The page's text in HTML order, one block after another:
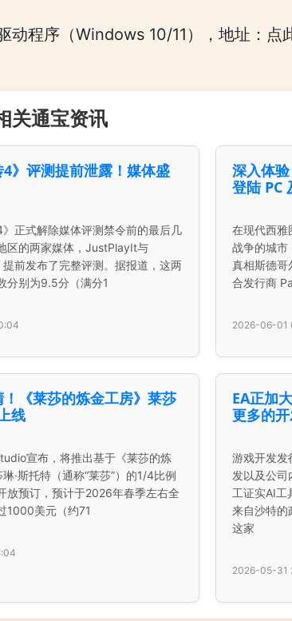
程序（Windows 10/11），地址：点
关通宝资讯
4》评测提前泄露！媒体盛
正式解除媒体评测禁令前的最后几
区的两家媒体，JustPlayIt与
前发布了完整评测。据报道，这两
分别为9.5分（满分1
深入体
登陆 PC
在现代西雅
战争的城市
真相斯德哥
合发行商
2026-06-01
《莱莎的炼金工房》莱莎
线
宣布，将推出基于《莱莎的炼
·斯托特（通称“莱莎”）的1/4比例
放预订，预计于2026年春季左右全
1000美元（约71
EA正加
更多的
游戏开发发
发以及公司
工证实AI工
来自沙特的
这家
2026-05-31